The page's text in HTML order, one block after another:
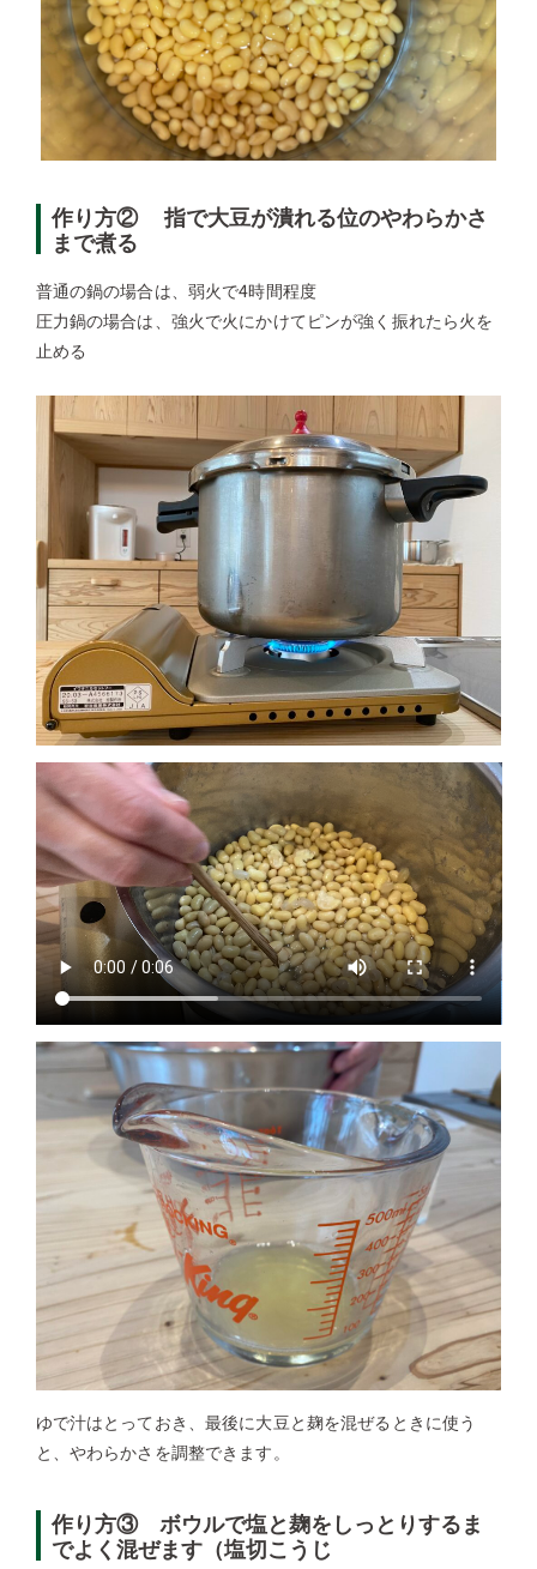
作り方② 指で大豆が潰れる位のやわらかさ
まで煮る
普通の鍋の場合は、弱火で4時間程度
圧力鍋の場合は、強火で火にかけてピンが強く振れたら火を
止める
ゆで汁はとっておき、最後に大豆と麹を混ぜるときに使う
と、やわらかさを調整できます。
作り方③ ボウルで塩と麹をしっとりするま
でよく混ぜます（塩切こうじ